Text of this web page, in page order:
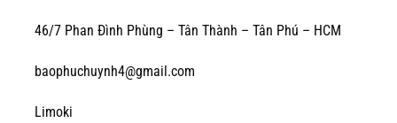
46/7 Phan Đình Phùng – Tân Thành – Tân Phú – HCM
baophuchuynh4@gmail.com
Limoki